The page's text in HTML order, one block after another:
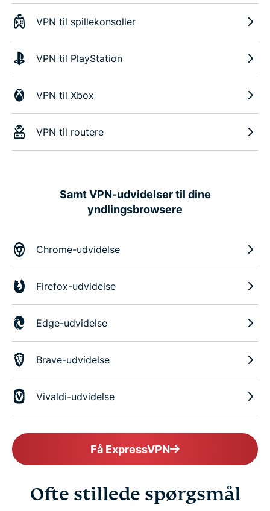
VPN til spillekonsoller
VPN til PlayStation
VPN til Xbox
VPN til routere
Samt VPN-udvidelser til dine
yndlingsbrowsere
Chrome-udvidelse
Firefox-udvidelse
Edge-udvidelse
Brave-udvidelse
Vivaldi-udvidelse
Få ExpressVPN
Ofte stillede spørgsmål